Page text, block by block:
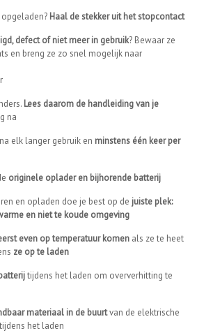
Haal de stekker uit het stopcontact
defect of niet meer in gebruik? Bewaar ze
en breng ze zo snel mogelijk naar
Lees daarom de handleiding van je
na
elk langer gebruik en minstens één keer per
originele oplader en bijhorende batterij
en opladen doe je best op de juiste plek:
en niet te koude omgeving
even op temperatuur komenals ze te heet
ze op te laden
tijdens het laden om oververhitting te
materiaal in de buurtvan de elektrische
het laden